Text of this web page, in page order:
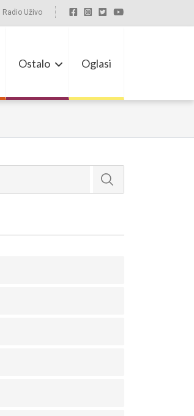
Radio Uživo
Ostalo Oglasi